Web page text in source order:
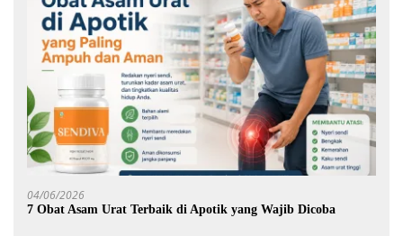
04/06/2026
7 Obat Asam Urat Terbaik di Apotik yang Wajib Dicoba